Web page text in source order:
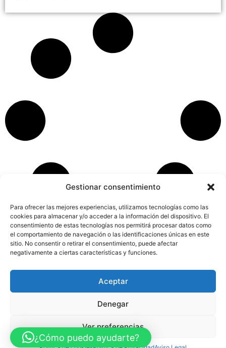
Gestionar consentimiento
Para ofrecer las mejores experiencias, utilizamos tecnologías como las
cookies para almacenar y/o acceder a la información del dispositivo. El
consentimiento de estas tecnologías nos permitirá procesar datos como
el comportamiento de navegación o las identificaciones únicas en este
sitio. No consentir o retirar el consentimiento, puede afectar
negativamente a ciertas características y funciones.
Aceptar
Denegar
Ver preferencias
Política de Privacidad
FINANCIADO POR LA UNIÓN EUROPEA CON EL PROGRAMA KIT
© Guia Telefónica de Empresas – Todos los derechos reservados.
¿Cómo puedo ayudarte?